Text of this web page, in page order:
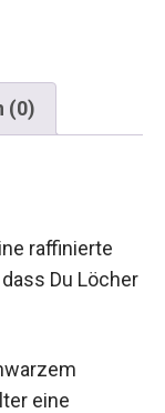
(0)
raffinierte
Du Löcher
eine